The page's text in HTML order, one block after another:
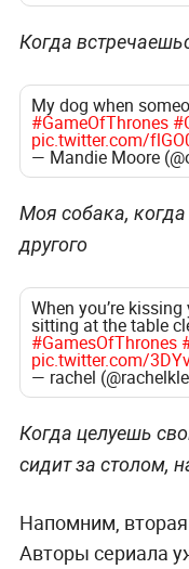
Когда
My dog when
#GameOfThrones
pic.twitter.com/
— Mandie Moore
Моя собака,
другого
When you’re
sitting at the table
#GamesOfThrones
pic.twitter.com/
— rachel
Когда целуешь
сидит за столом,
Напомним,
Авторы сериала